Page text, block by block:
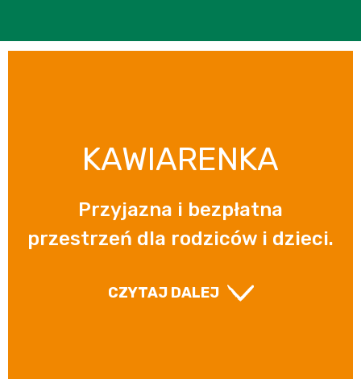
KAWIARENKA
Przyjazna i bezpłatna
przestrzeń dla rodziców i dzieci.
CZYTAJ DALEJ